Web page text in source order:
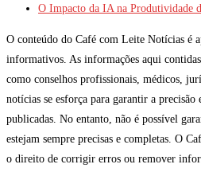
O Impacto da IA na Produtividade
O conteúdo do Café com Leite Notícias é
informativos. As informações aqui
como conselhos profissionais, médicos,
notícias se esforça para garantir a precisão
publicadas. No entanto, não é possível
estejam sempre precisas e completas. O
o direito de corrigir erros ou remover